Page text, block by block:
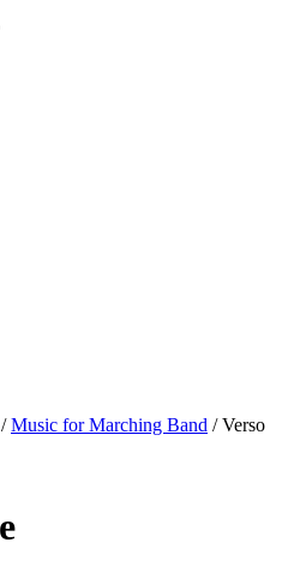
/Music for Marching Band / Verso